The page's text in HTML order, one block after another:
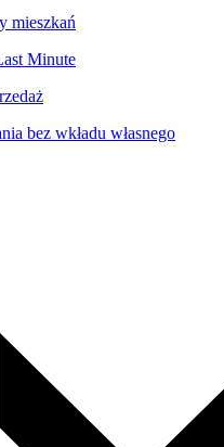
mieszkań
Minute
bez wkładu własnego